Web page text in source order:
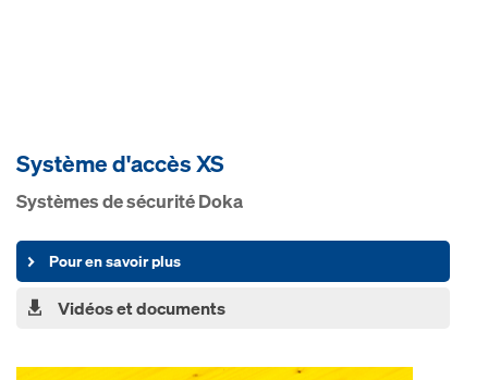
Système d'accès XS
Systèmes de sécurité Doka
Pour en savoir plus
Vidéos et documents